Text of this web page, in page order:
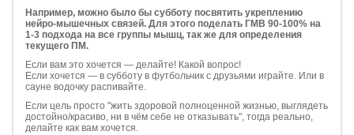
Например, можно было бы субботу посвятить укреплению
нейро-мышечных связей. Для этого поделать ГМВ 90-100% на
1-3 подхода на все группы мышц, так же для определения
текущего ПМ.
Если вам это хочется — делайте! Какой вопрос!
Если хочется — в субботу в футбольчик с друзьями играйте. Или в
сауне водочку распивайте.
Если цель просто "жить здоровой полноценной жизнью, выглядеть
достойно/красиво, ни в чём себе не отказывать", тогда реально,
делайте как вам хочется.